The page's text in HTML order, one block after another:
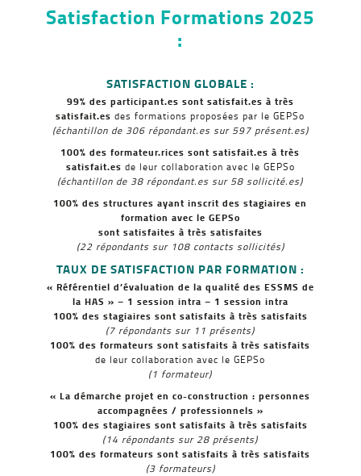
Satisfaction Formations 2025
:
SATISFACTION GLOBALE :
99% des participant.es sont satisfait.es à très
satisfait.esdes formations proposées par le GEPSo
(échantillon de 306 répondant.es sur 597 présent.es)
100% des formateur.rices sont satisfait.es à très
satisfait.es de leur collaboration avec le GEPSo
(échantillon de 38 répondant.es sur 58 sollicité.es)
100% des structures ayant inscrit des stagiaires en
formation avec le GEPSo
sont satisfaites à très satisfaites
(22 répondants sur 108 contacts sollicités)
TAUX DE SATISFACTION PAR FORMATION :
« Référentiel d’évaluation de la qualité des ESSMS de
la HAS » – 1 session intra – 1 session intra
100% des stagiaires sont satisfaits à très satisfaits
(7 répondants sur 11 présents)
100% des formateurs sont satisfaits à très satisfaits
de leur collaboration avec le GEPSo
(1 formateur)
« La démarche projet en co-construction : personnes
accompagnées / professionnels »
100% des stagiaires sont satisfaits à très satisfaits
(14 répondants sur 28 présents)
100% des formateurs sont satisfaits à très satisfaits
(3 formateurs)